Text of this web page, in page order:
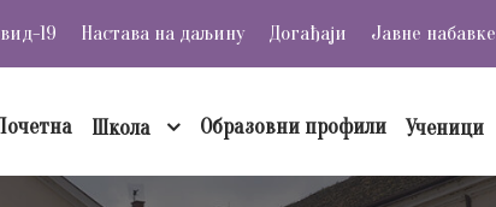
19 Настава на даљину Догађаји Јавне набавке
Школа Образовни профили Ученици